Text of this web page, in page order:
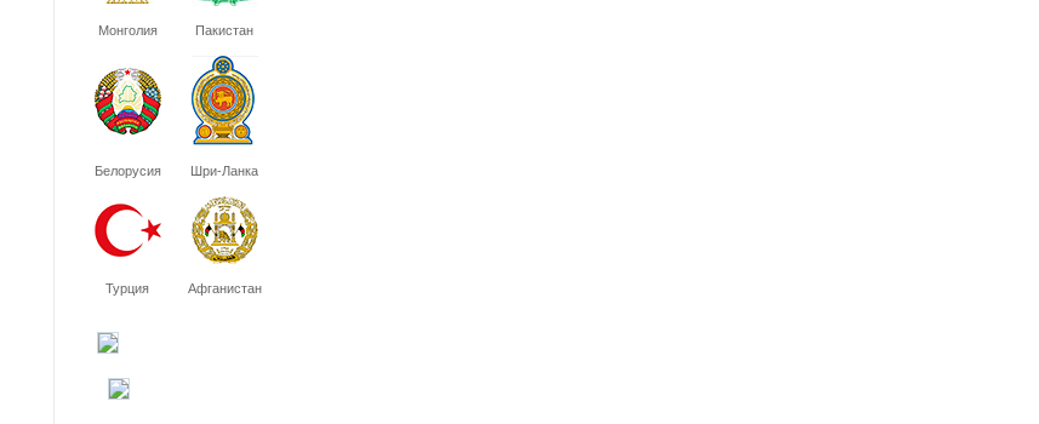
Монголия Пакистан
Белорусия Шри-Ланка
Турция Афганистан